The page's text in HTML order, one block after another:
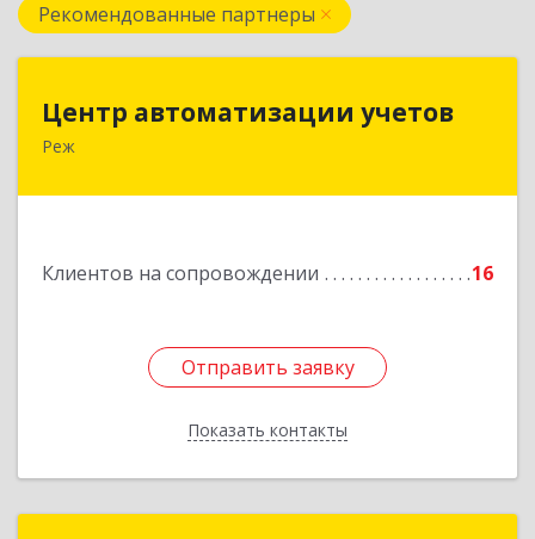
Рекомендованные партнеры
Центр автоматизации учетов
Реж
Клиентов на сопровождении 16
Отправить заявку
Показать контакты
623750, Свердловская обл, Режевской р-н, Реж
Отправить заявку
Назад